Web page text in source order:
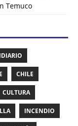
Temuco
CHILE
CULTURA
INCENDIO